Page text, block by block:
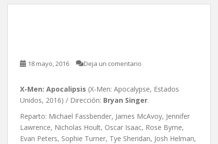
18 mayo, 2016 Deja un comentario
X-Men: Apocalipsis (X-Men: Apocalypse, Estados
Unidos, 2016) / Dirección: Bryan Singer.
Reparto: Michael Fassbender, James McAvoy, Jennifer
Lawrence, Nicholas Hoult, Oscar Isaac, Rose Byrne,
Evan Peters, Sophie Turner, Tye Sheridan, Josh Helman,